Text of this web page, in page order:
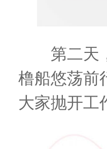
第二天，
橹船悠荡前
大家抛开工